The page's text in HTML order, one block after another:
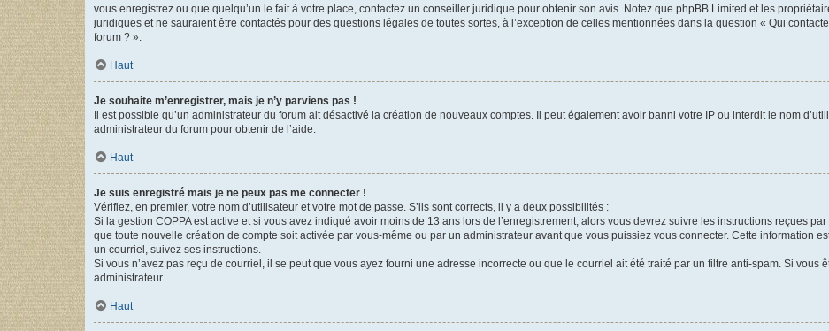
vous enregistrez ou que quelqu’un le fait à votre place, contactez un conseiller juridique pour obtenir son avis. Notez que phpBB Limited et les
juridiques et ne sauraient être contactés pour des questions légales de toutes sortes, à l’exception de celles mentionnées dans la question « Qui
forum ? ».
Haut
Je souhaite m’enregistrer, mais je n’y parviens pas !
Il est possible qu’un administrateur du forum ait désactivé la création de nouveaux comptes. Il peut également avoir banni votre IP ou interdit le nom
administrateur du forum pour obtenir de l’aide.
Haut
Je suis enregistré mais je ne peux pas me connecter !
Vérifiez, en premier, votre nom d’utilisateur et votre mot de passe. S’ils sont corrects, il y a deux possibilités :
Si la gestion COPPA est active et si vous avez indiqué avoir moins de 13 ans lors de l’enregistrement, alors vous devrez suivre les instructions reçues
que toute nouvelle création de compte soit activée par vous-même ou par un administrateur avant que vous puissiez vous connecter. Cette information
un courriel, suivez ses instructions.
Si vous n’avez pas reçu de courriel, il se peut que vous ayez fourni une adresse incorrecte ou que le courriel ait été traité par un filtre anti-spam. Si vous
administrateur.
Haut